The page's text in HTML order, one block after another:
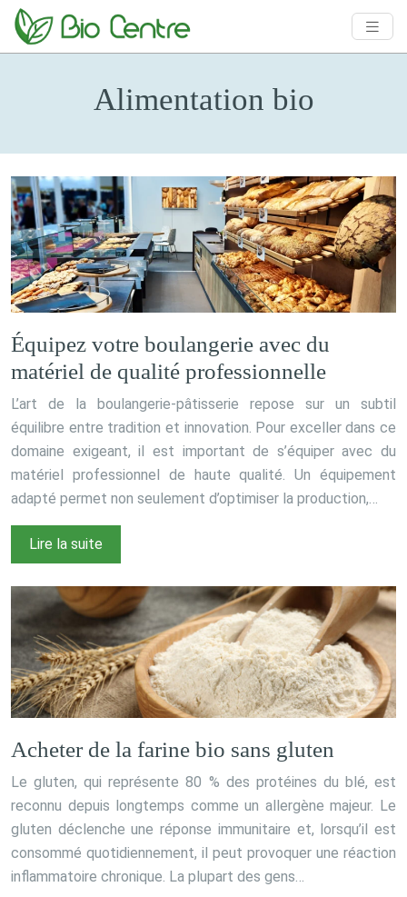
Alimentation bio
Équipez votre boulangerie avec du
matériel de qualité professionnelle
L’art de la boulangerie-pâtisserie repose sur un subtil
équilibre entre tradition et innovation. Pour exceller dans ce
domaine exigeant, il est important de s’équiper avec du
matériel professionnel de haute qualité. Un équipement
adapté permet non seulement d’optimiser la production,…
Lire la suite
Acheter de la farine bio sans gluten
Le gluten, qui représente 80 % des protéines du blé, est
reconnu depuis longtemps comme un allergène majeur. Le
gluten déclenche une réponse immunitaire et, lorsqu’il est
consommé quotidiennement, il peut provoquer une réaction
inflammatoire chronique. La plupart des gens…